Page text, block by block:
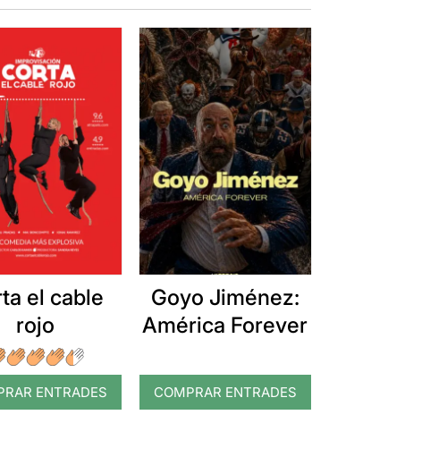
el cable
rojo
ENTRADES
Goyo Jiménez:
América Forever
COMPRAR ENTRADES